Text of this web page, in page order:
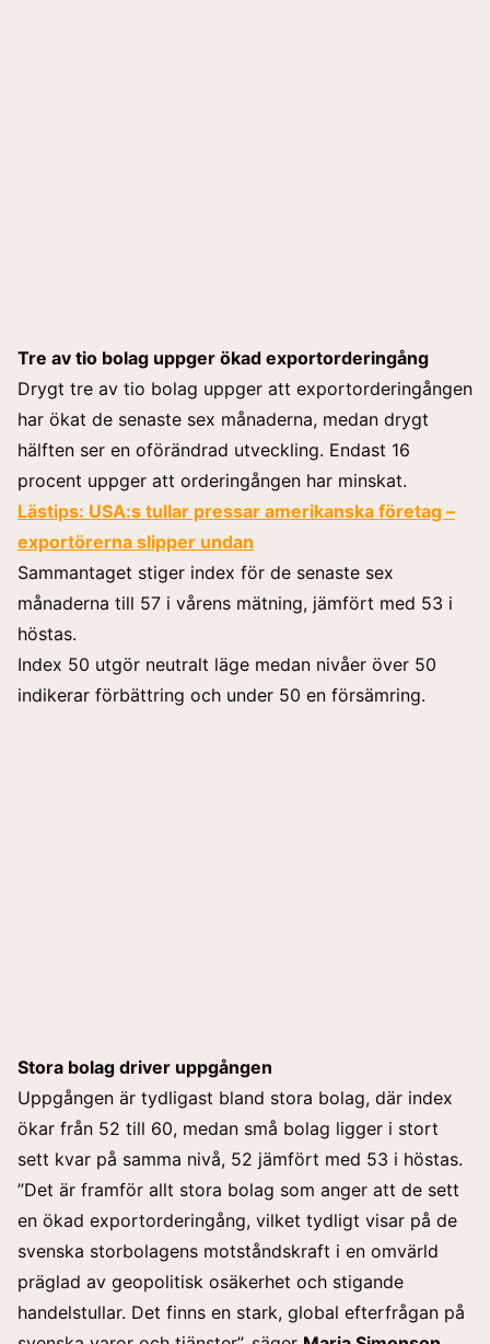
Tre av tio bolag uppger ökad exportorderingång
Drygt tre av tio bolag uppger att exportorderingången
har ökat de senaste sex månaderna, medan drygt
hälften ser en oförändrad utveckling. Endast 16
procent uppger att orderingången har minskat.
Lästips: USA:s tullar pressar amerikanska företag –
exportörerna slipper undan
Sammantaget stiger index för de senaste sex
månaderna till 57 i vårens mätning, jämfört med 53 i
höstas.
Index 50 utgör neutralt läge medan nivåer över 50
indikerar förbättring och under 50 en försämring.
Stora bolag driver uppgången
Uppgången är tydligast bland stora bolag, där index
ökar från 52 till 60, medan små bolag ligger i stort
sett kvar på samma nivå, 52 jämfört med 53 i höstas.
”Det är framför allt stora bolag som anger att de sett
en ökad exportorderingång, vilket tydligt visar på de
svenska storbolagens motståndskraft i en omvärld
präglad av geopolitisk osäkerhet och stigande
handelstullar. Det finns en stark, global efterfrågan på